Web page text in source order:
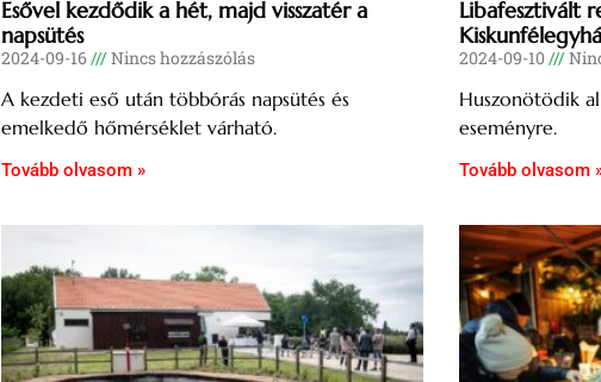
Esővel kezdődik a hét, majd visszatér a
napsütés
2024-09-16 Nincs hozzászólás
A kezdeti eső után többórás napsütés és
emelkedő hőmérséklet várható.
Tovább olvasom »
Libafesztivált
2024-09-10
Huszonötödik
eseményre.
Tovább olvasom